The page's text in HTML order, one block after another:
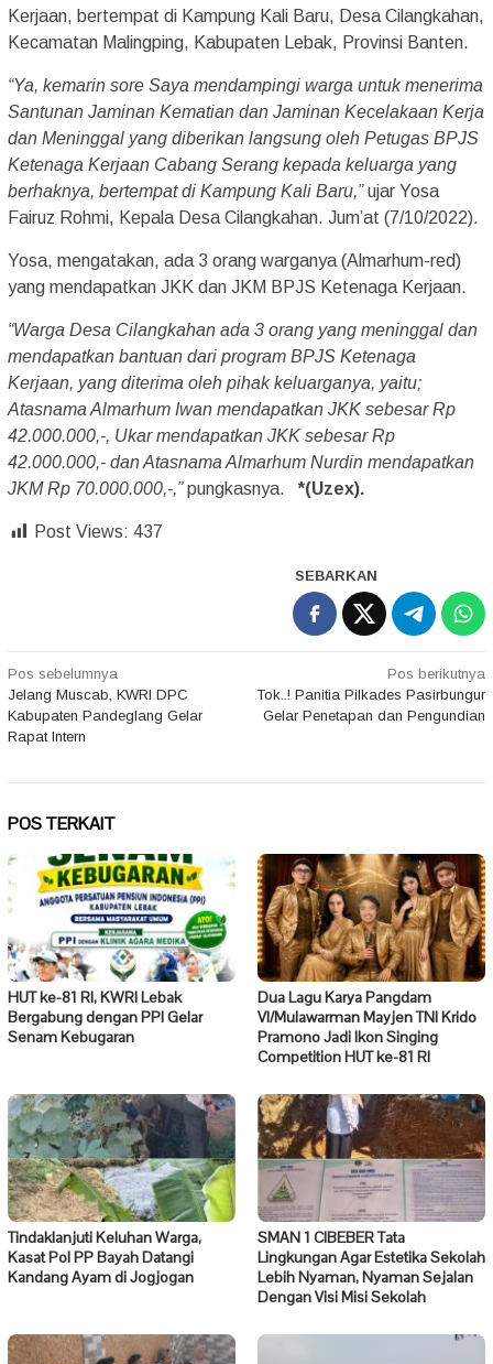
Kerjaan, bertempat di Kampung Kali Baru, Desa Cilangkahan,
Kecamatan Malingping, Kabupaten Lebak, Provinsi Banten.
“Ya, kemarin sore Saya mendampingi warga untuk menerima
Santunan Jaminan Kematian dan Jaminan Kecelakaan Kerja
dan Meninggal yang diberikan langsung oleh Petugas BPJS
Ketenaga Kerjaan Cabang Serang kepada keluarga yang
berhaknya, bertempat di Kampung Kali Baru,”ujar Yosa
Fairuz Rohmi, Kepala Desa Cilangkahan. Jum’at (7/10/2022).
Yosa, mengatakan, ada 3 orang warganya (Almarhum-red)
yang mendapatkan JKK dan JKM BPJS Ketenaga Kerjaan.
“Warga Desa Cilangkahan ada 3 orang yang meninggal dan
mendapatkan bantuan dari program BPJS Ketenaga
Kerjaan, yang diterima oleh pihak keluarganya, yaitu;
Atasnama Almarhum Iwan mendapatkan JKK sebesar Rp
42.000.000,-, Ukar mendapatkan JKK sebesar Rp
42.000.000,- dan Atasnama Almarhum Nurdin mendapatkan
JKM Rp 70.000.000,-,”pungkasnya.*(Uzex).
Post Views: 437
SEBARKAN
Navigasi
pos
Pos sebelumnya
Jelang Muscab, KWRI DPC
Kabupaten Pandeglang Gelar
Rapat Intern
Pos berikutnya
Tok..! Panitia Pilkades Pasirbungur
Gelar Penetapan dan Pengundian
POS TERKAIT
HUT ke-81 RI, KWRI Lebak
Bergabung dengan PPI Gelar
Senam Kebugaran
Dua Lagu Karya Pangdam
VI/Mulawarman Mayjen TNI Krido
Pramono Jadi Ikon Singing
Competition HUT ke-81 RI
Tindaklanjuti Keluhan Warga,
Kasat Pol PP Bayah Datangi
Kandang Ayam di Jogjogan
SMAN 1 CIBEBER Tata
Lingkungan Agar Estetika Sekolah
Lebih Nyaman, Nyaman Sejalan
Dengan Visi Misi Sekolah